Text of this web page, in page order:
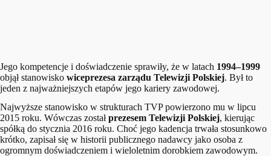
Jego kompetencje i doświadczenie sprawiły, że w latach 1994–1999
objął stanowisko wiceprezesa zarządu Telewizji Polskiej. Był to
jeden z najważniejszych etapów jego kariery zawodowej.
Najwyższe stanowisko w strukturach TVP powierzono mu w lipcu
2015 roku. Wówczas zostałprezesem Telewizji Polskiej, kierując
spółką do stycznia 2016 roku. Choć jego kadencja trwała stosunkowo
krótko, zapisał się w historii publicznego nadawcy jako osoba z
ogromnym doświadczeniem i wieloletnim dorobkiem zawodowym.